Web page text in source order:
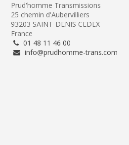
Prud'homme Transmissions
25 chemin d'Aubervilliers
93203 SAINT-DENIS CEDEX
France
01 48 11 46 00
info@prudhomme-trans.com